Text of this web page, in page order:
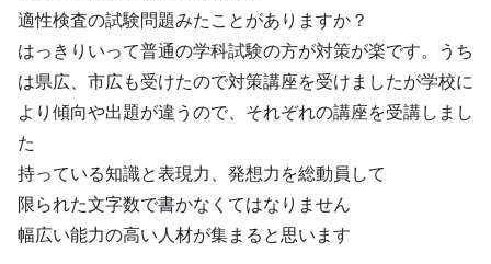
適性検査の試験問題みたことがありますか？
はっきりいって普通の学科試験の方が対策が楽です。うち
は県広、市広も受けたので対策講座を受けましたが学校に
より傾向や出題が違うので、それぞれの講座を受講しまし
た
持っている知識と表現力、発想力を総動員して
限られた文字数で書かなくてはなりません
幅広い能力の高い人材が集まると思います